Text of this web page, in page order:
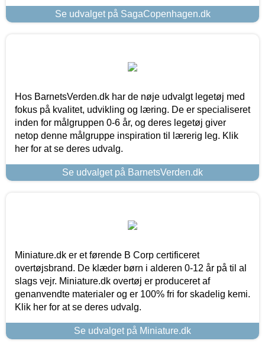
Se udvalget på SagaCopenhagen.dk
Hos BarnetsVerden.dk har de nøje udvalgt legetøj med
fokus på kvalitet, udvikling og læring. De er specialiseret
inden for målgruppen 0-6 år, og deres legetøj giver
netop denne målgruppe inspiration til lærerig leg. Klik
her for at se deres udvalg.
Se udvalget på BarnetsVerden.dk
Miniature.dk er et førende B Corp certificeret
overtøjsbrand. De klæder børn i alderen 0-12 år på til al
slags vejr. Miniature.dk overtøj er produceret af
genanvendte materialer og er 100% fri for skadelig kemi.
Klik her for at se deres udvalg.
Se udvalget på Miniature.dk